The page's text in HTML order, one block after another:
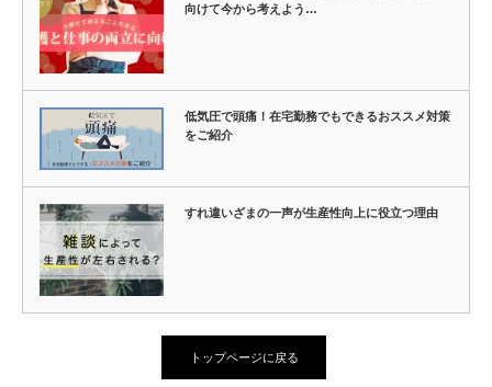
向けて今から考えよう…
低気圧で頭痛！在宅勤務でもできるおススメ対策
をご紹介
すれ違いざまの一声が生産性向上に役立つ理由
トップページに戻る